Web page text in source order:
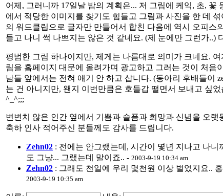
어제, 그러니까 17일날 밤의 계획은... 저 그림에 케익, 초,
에서 적당한 이미지를 찾기도 힘들고 그림과 사진을 한 데
의 워드클립으로 글자만 만들어서 합친 다음에 역시 오피
들고 나니 썩 나쁘지는 않은 것 같네요. (제 눈에만 그런가..)
평범한 그림 하나이지만, 제게는 나름대로 의미가 크네요.
림을 홈페이지 대문에 올려가며 광고하고 그러는 것이 처음
남들 앞에서는 전혀 얘기 안 하고 삽니다. (동아리 후배들이
는 건 아니지만, 왠지 이번만큼은 호들갑 떨면서 보내고 싶
^_^;;;
변변치 않은 인간 옆에서 기쁨과 슬픔과 희망과 신념을 오
축하 인사 적어주신 분들께도 감사를 드립니다.
Zehn02 : 전에는 안그랬는데, 시간이 몇년 지나고 나
도 그냥... 그랬는데 말이죠.. - 2003-9-19 10:34 am
Zehn02 : 그래도 천일에 우리 몇천원 이상 벌었지요..
2003-9-19 10:35 am